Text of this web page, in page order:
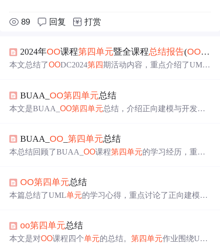
89 回复 打赏
2024年OO课程第四单元暨全课程总结报告(OODC-
本文总结了OODC2024第四期活动内容，重点介绍了UML
实现。
BUAA_ OO第四单元总结
本文是BUAA_OO第四单元总结，介绍正向建模与开发，
辅助正向建模的问题与解决办法。还回顾四个
计思维和测试思维的演进，总结课程收获。
BUAA_ OO _第四单元总结
本总结回顾了BUAA_OO课程第四单元的学习经历，重点
步。OO第四单元总结
本篇总结了UML单元的学习心得，重点讨论了正向建模的
oo第四单元总结
本文是对OO课程四个单元的总结。第四单元作业围绕UM